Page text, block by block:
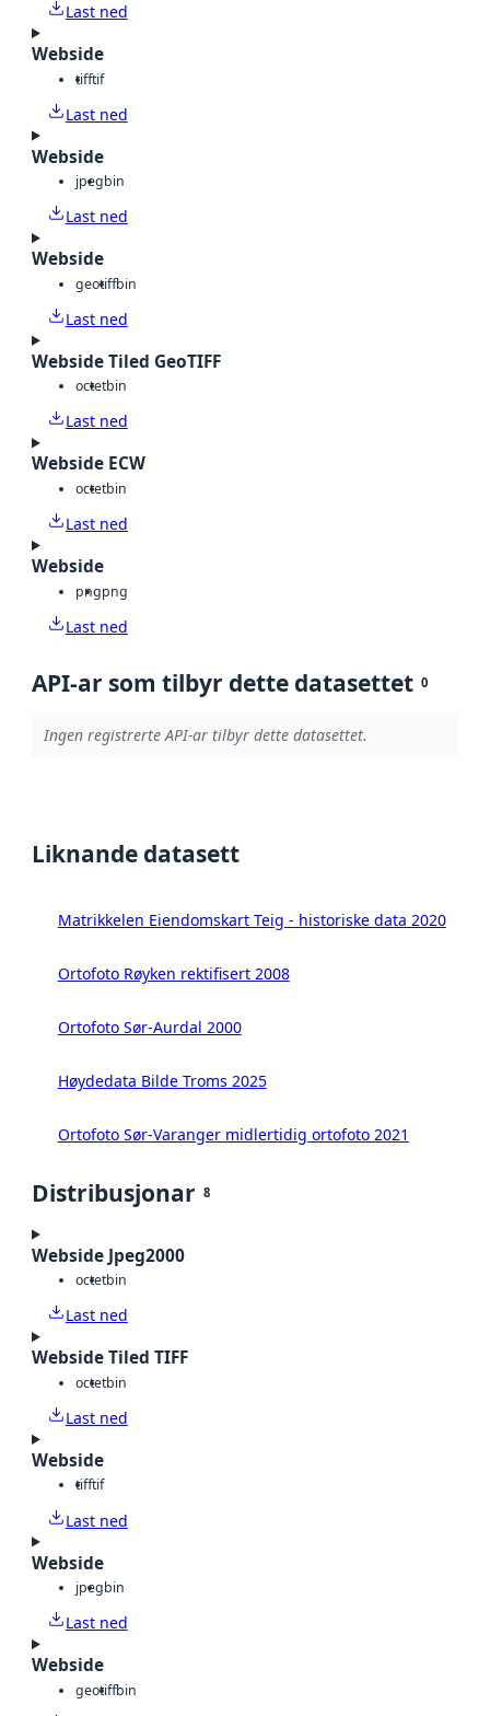
Last ned
Webside
tifftif
Last ned
Webside
jpegbin
Last ned
Webside
geotiffbin
Last ned
Webside Tiled GeoTIFF
octetbin
Last ned
Webside ECW
octetbin
Last ned
Webside
pngpng
Last ned
API-ar som tilbyr dette datasettet 0
Ingen registrerte API-ar tilbyr dette datasettet.
Liknande datasett
Matrikkelen Eiendomskart Teig - historiske data 2020
Ortofoto Røyken rektifisert 2008
Ortofoto Sør-Aurdal 2000
Høydedata Bilde Troms 2025
Ortofoto Sør-Varanger midlertidig ortofoto 2021
Distribusjonar 8
Webside Jpeg2000
octetbin
Last ned
Webside Tiled TIFF
octetbin
Last ned
Webside
tifftif
Last ned
Webside
jpegbin
Last ned
Webside
geotiffbin